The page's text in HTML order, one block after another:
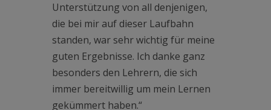
Unterstützung von all denjenigen,
die bei mir auf dieser Laufbahn
standen, war sehr wichtig für meine
guten Ergebnisse. Ich danke ganz
besonders den Lehrern, die sich
immer bereitwillig um mein Lernen
gekümmert haben.“